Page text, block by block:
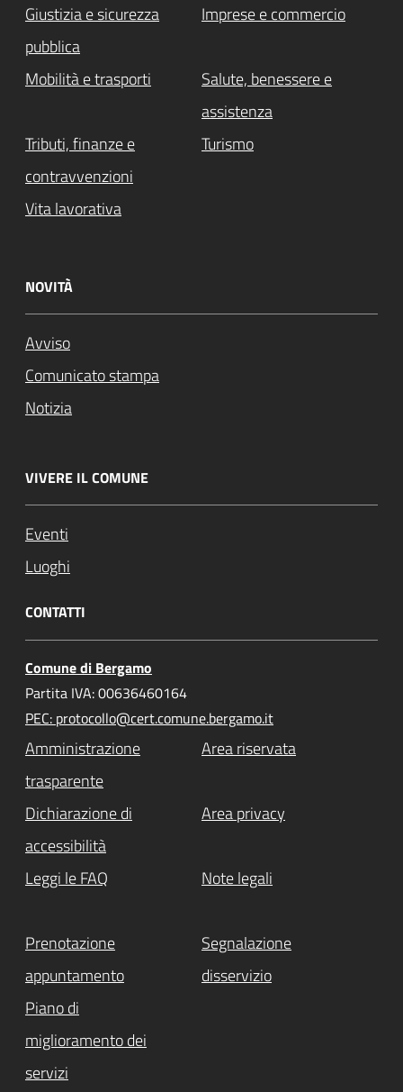
Giustizia e sicurezza
pubblica
Imprese e commercio
Mobilità e trasporti
Salute, benessere e
assistenza
Tributi, finanze e
contravvenzioni
Turismo
Vita lavorativa
NOVITÀ
Avviso
Comunicato stampa
Notizia
VIVERE IL COMUNE
Eventi
Luoghi
CONTATTI
Comune di Bergamo
Partita IVA: 00636460164
PEC: protocollo@cert.comune.bergamo.it
Amministrazione
trasparente
Area riservata
Dichiarazione di
accessibilità
Area privacy
Leggi le FAQ Note legali
Prenotazione
appuntamento
Segnalazione
disservizio
Piano di
miglioramento dei
servizi